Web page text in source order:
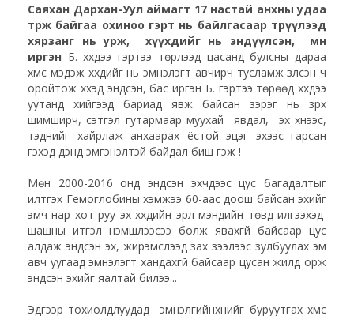
Саяхан Дархан-Уул аймагт 17 настай анхны удаа
төрж байгаа охиноо гэрт нь байлгасаар төрүүлээд
хярзанг нь урж, хүүхдийг нь эндүүлсэн, мөн
иргэн Б. хүүхдээ гэртээ төрүүлээд цасанд булсны дараа
хүмүүс мэдэж хүүхдийг нь эмнэлэгт авчирч тусламж үзүүлсэн ч
оройтож хүүхэд эндсэн, бас иргэн Б. гэртээ төрөөд хүүхдээ
уутанд хийгээд бариад явж байсан зэрэг нь зүрх
шимширч, сэтгэл гутармаар муухай явдал, эх хүнээс,
тэднийг хайрлаж анхаарах ёстой эцэг эхээс гарсан
гэхэд дэндүү эмгэнэлтэй байдал биш гэж үү!
Мөн 2000-2016 онд эндсэн эхчүүдээс цус багадалтыг
илтгэх Гемоглобины хэмжээ 60-аас доош байсан эхийг
эмч нар хот руу эх хүүхдийн эрүүл мэндийн төвд илгээхэд
шашны итгэл үнэмшлээсээ болж явахгүй байсаар цус
алдаж эндсэн эх, жирэмслээд зах зээлээс зулбуулах эм
авч уугаад эмнэлэгт хандахгүй байсаар цусан үжилд орж
эндсэн эхийг яалтай билээ...
Эдгээр тохиолдлуудад эмнэлгийнхнийг буруутгах хүмүүс